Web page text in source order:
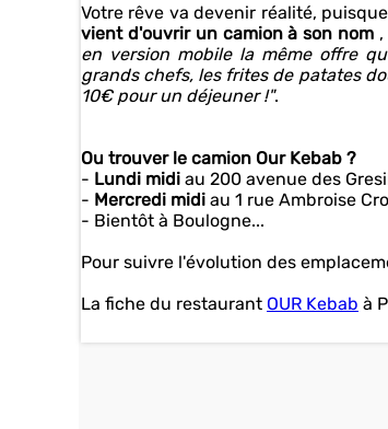
Votre rêve va devenir réalité,
vient d'ouvrir un camion à son nom
en version mobile la même offre
grands chefs, les frites de patates
10€ pour un déjeuner !".
Ou trouver le camion Our Kebab ?
- Lundi midi au 200 avenue des
- Mercredi midi au 1 rue Ambroise
- Bientôt à Boulogne...
Pour suivre l'évolution des
La fiche du restaurant OUR Kebab à